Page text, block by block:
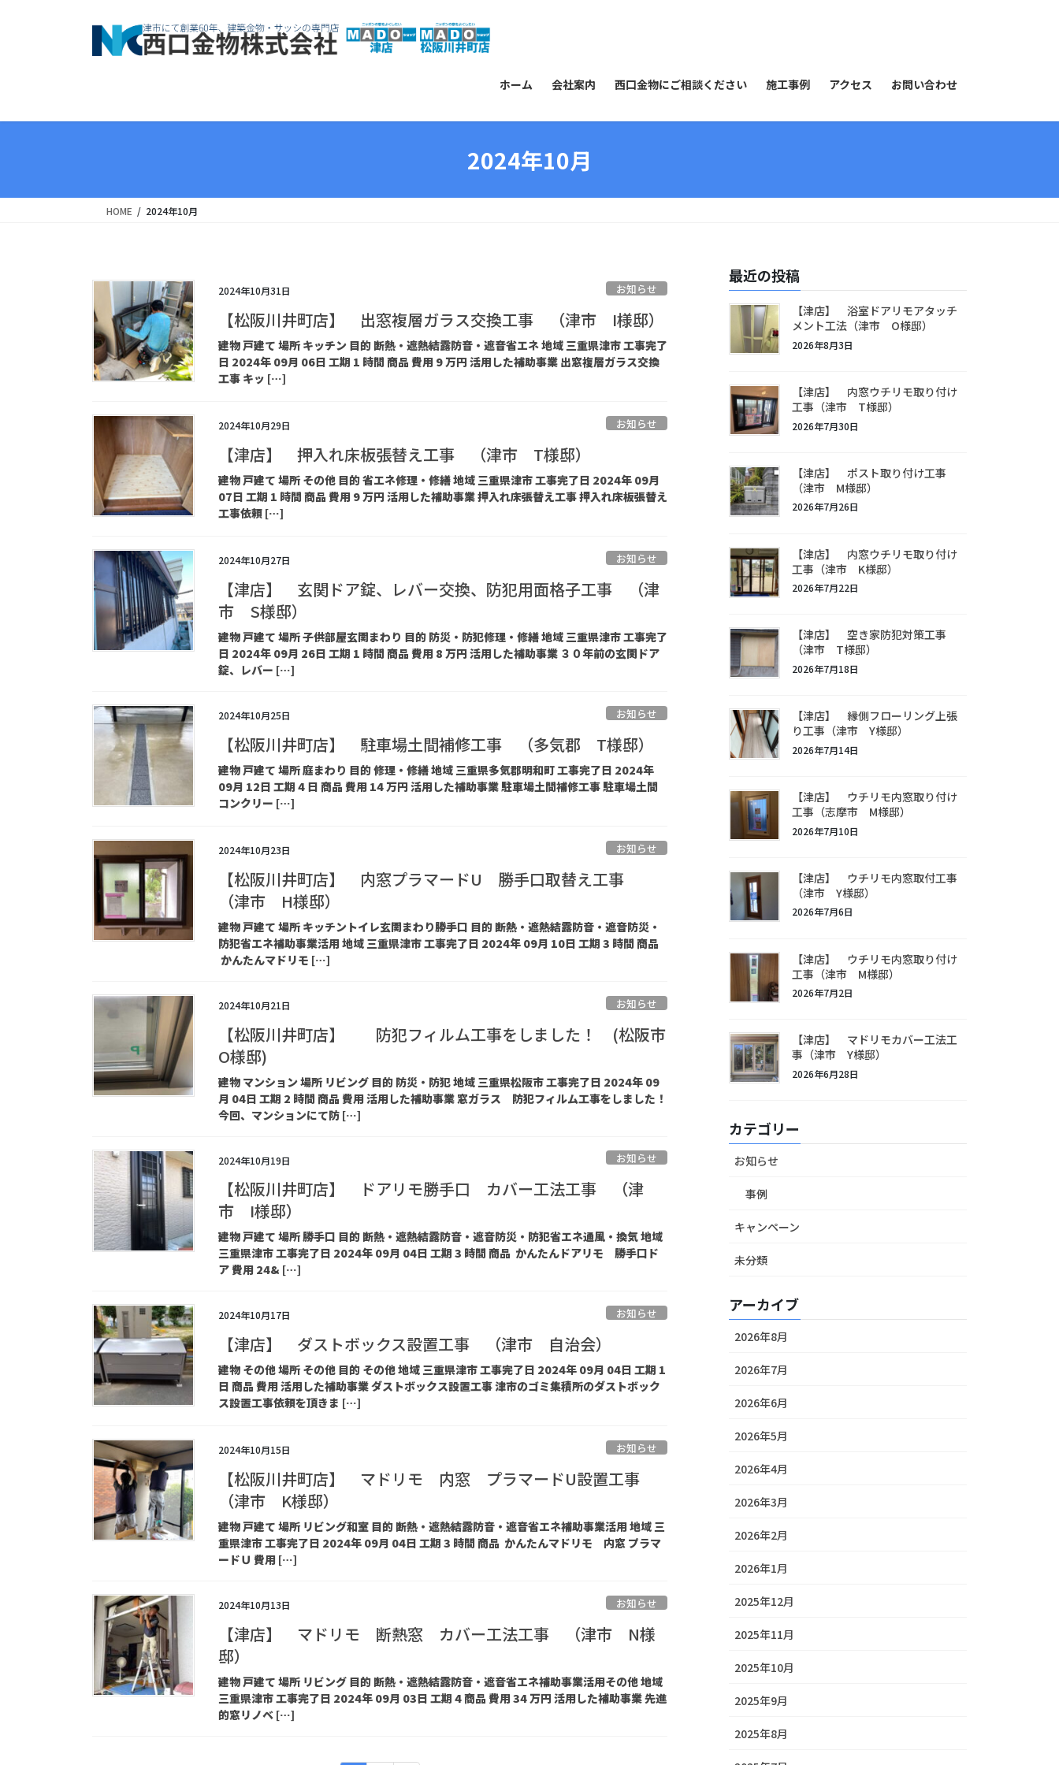
ス
ン
ホーム 会社案内 西口金物にご相談ください 施工事例 アクセス お問い合わせ
2024年10月
HOME 2024年10月
2024年10月31日 お知らせ
【松阪川井町店】 出窓複層ガラス交換工事 （津市 I様邸）
建物 戸建て 場所 キッチン 目的 断熱・遮熱結露防音・遮音省エネ 地域 三重県津市 工事完了
日 2024年 09月 06日 工期 1 時間 商品 費用 9 万円 活用した補助事業 出窓複層ガラス交換
工事 キッ […]
2024年10月29日 お知らせ
【津店】 押入れ床板張替え工事 （津市 T様邸）
建物 戸建て 場所 その他 目的 省エネ修理・修繕 地域 三重県津市 工事完了日 2024年 09月
07日 工期 1 時間 商品 費用 9 万円 活用した補助事業 押入れ床張替え工事 押入れ床板張替え
工事依頼 […]
2024年10月27日 お知らせ
【津店】 玄関ドア錠、レバー交換、防犯用面格子工事 （津
市 S様邸）
建物 戸建て 場所 子供部屋玄関まわり 目的 防災・防犯修理・修繕 地域 三重県津市 工事完了
日 2024年 09月 26日 工期 1 時間 商品 費用 8 万円 活用した補助事業 ３０年前の玄関ドア
錠、レバー […]
2024年10月25日 お知らせ
【松阪川井町店】 駐車場土間補修工事 （多気郡 T様邸）
建物 戸建て 場所 庭まわり 目的 修理・修繕 地域 三重県多気郡明和町 工事完了日 2024年
09月 12日 工期 4 日 商品 費用 14 万円 活用した補助事業 駐車場土間補修工事 駐車場土間
コンクリー […]
2024年10月23日 お知らせ
【松阪川井町店】 内窓プラマードU 勝手口取替え工事
（津市 H様邸）
建物 戸建て 場所 キッチントイレ玄関まわり勝手口 目的 断熱・遮熱結露防音・遮音防災・
防犯省エネ補助事業活用 地域 三重県津市 工事完了日 2024年 09月 10日 工期 3 時間 商品
かんたんマドリモ […]
2024年10月21日 お知らせ
【松阪川井町店】 防犯フィルム工事をしました！ (松阪市
O様邸)
建物 マンション 場所 リビング 目的 防災・防犯 地域 三重県松阪市 工事完了日 2024年 09
月 04日 工期 2 時間 商品 費用 活用した補助事業 窓ガラス 防犯フィルム工事をしました！
今回、マンションにて防 […]
2024年10月19日 お知らせ
【松阪川井町店】 ドアリモ勝手口 カバー工法工事 （津
市 I様邸）
建物 戸建て 場所 勝手口 目的 断熱・遮熱結露防音・遮音防災・防犯省エネ通風・換気 地域
三重県津市 工事完了日 2024年 09月 04日 工期 3 時間 商品 かんたんドアリモ 勝手口ド
ア 費用 24& […]
2024年10月17日 お知らせ
【津店】 ダストボックス設置工事 （津市 自治会）
建物 その他 場所 その他 目的 その他 地域 三重県津市 工事完了日 2024年 09月 04日 工期 1
日 商品 費用 活用した補助事業 ダストボックス設置工事 津市のゴミ集積所のダストボック
ス設置工事依頼を頂きま […]
2024年10月15日 お知らせ
【松阪川井町店】 マドリモ 内窓 プラマードU設置工事
（津市 K様邸）
建物 戸建て 場所 リビング和室 目的 断熱・遮熱結露防音・遮音省エネ補助事業活用 地域 三
重県津市 工事完了日 2024年 09月 04日 工期 3 時間 商品 かんたんマドリモ 内窓 プラマ
ードＵ 費用 […]
2024年10月13日 お知らせ
【津店】 マドリモ 断熱窓 カバー工法工事 （津市 N様
邸）
建物 戸建て 場所 リビング 目的 断熱・遮熱結露防音・遮音省エネ補助事業活用その他 地域
三重県津市 工事完了日 2024年 09月 03日 工期 4 商品 費用 34 万円 活用した補助事業 先進
的窓リノベ […]
最近の投稿
【津店】 浴室ドアリモアタッチ
メント工法（津市 O様邸）
2026年8月3日
【津店】 内窓ウチリモ取り付け
工事（津市 T様邸）
2026年7月30日
【津店】 ポスト取り付け工事
（津市 M様邸）
2026年7月26日
【津店】 内窓ウチリモ取り付け
工事（津市 K様邸）
2026年7月22日
【津店】 空き家防犯対策工事
（津市 T様邸）
2026年7月18日
【津店】 縁側フローリング上張
り工事（津市 Y様邸）
2026年7月14日
【津店】 ウチリモ内窓取り付け
工事（志摩市 M様邸）
2026年7月10日
【津店】 ウチリモ内窓取付工事
（津市 Y様邸）
2026年7月6日
【津店】 ウチリモ内窓取り付け
工事（津市 M様邸）
2026年7月2日
【津店】 マドリモカバー工法工
事（津市 Y様邸）
2026年6月28日
カテゴリー
お知らせ
事例
キャンペーン
未分類
アーカイブ
2026年8月
2026年7月
2026年6月
2026年5月
2026年4月
2026年3月
2026年2月
2026年1月
2025年12月
2025年11月
2025年10月
2025年9月
2025年8月